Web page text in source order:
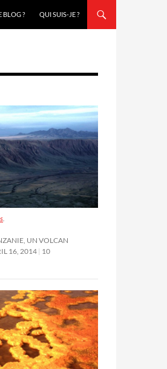
BLOG ? QUI SUIS-JE ?
.
UN VOLCAN
16, 2014 10